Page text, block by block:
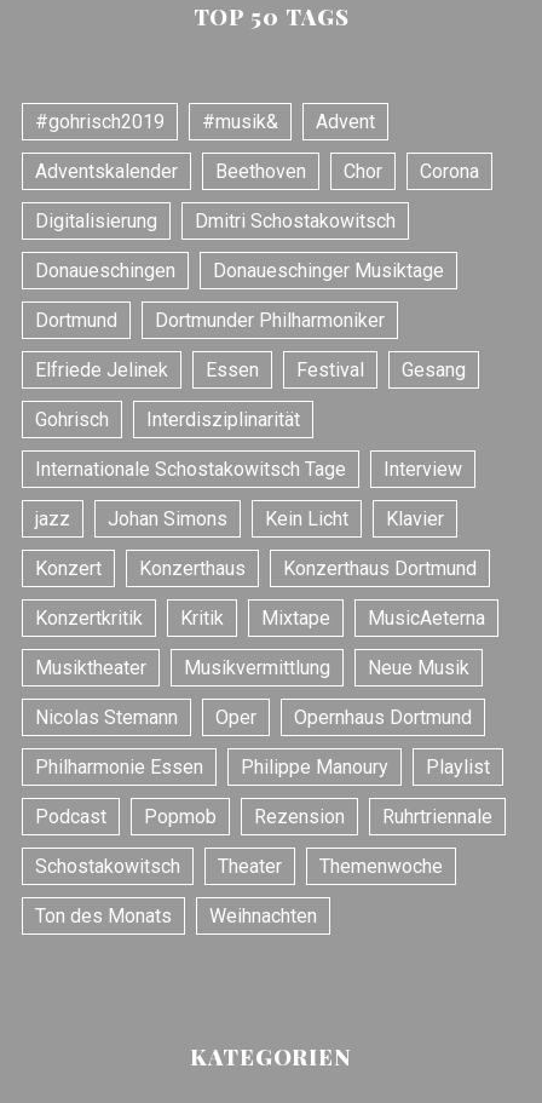
TOP 50 TAGS
#gohrisch2019 #musik& Advent
Adventskalender Beethoven Chor Corona
Digitalisierung Dmitri Schostakowitsch
Donaueschingen Donaueschinger Musiktage
Dortmund Dortmunder Philharmoniker
Elfriede Jelinek Essen Festival Gesang
Gohrisch Interdisziplinarität
Internationale Schostakowitsch Tage Interview
jazz Johan Simons Kein Licht Klavier
Konzert Konzerthaus Konzerthaus Dortmund
Konzertkritik Kritik Mixtape MusicAeterna
Musiktheater Musikvermittlung Neue Musik
Nicolas Stemann Oper Opernhaus Dortmund
Philharmonie Essen Philippe Manoury Playlist
Podcast Popmob Rezension Ruhrtriennale
Schostakowitsch Theater Themenwoche
Ton des Monats Weihnachten
KATEGORIEN